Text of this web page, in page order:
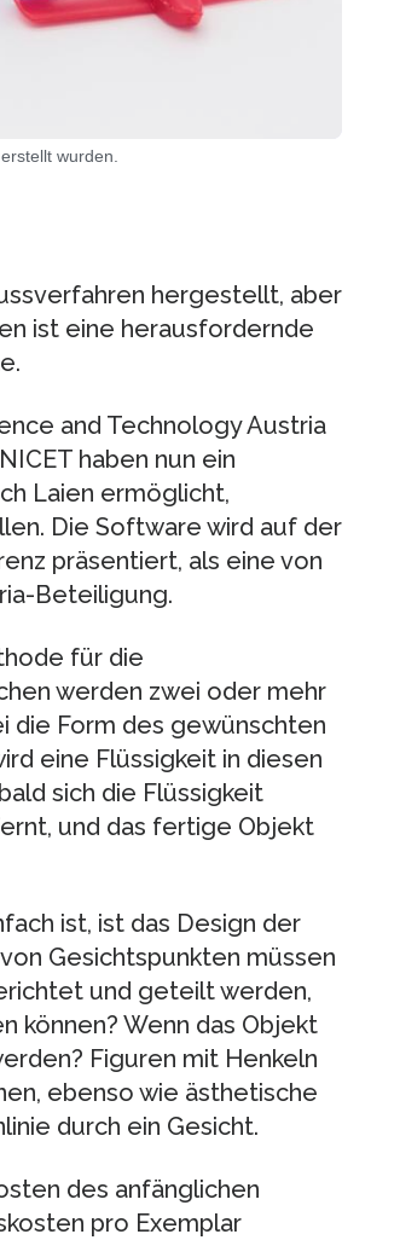
wurden.
hergestellt, aber
ist eine herausfordernde
and Technology Austria
haben nun ein
Laien ermöglicht,
Die Software wird auf der
präsentiert, als eine von
Beteiligung.
für die
werden zwei oder mehr
die Form des gewünschten
eine Flüssigkeit in diesen
sich die Flüssigkeit
und das fertige Objekt
ist, ist das Design der
Gesichtspunkten müssen
und geteilt werden,
können? Wenn das Objekt
Figuren mit Henkeln
ebenso wie ästhetische
durch ein Gesicht.
des anfänglichen
pro Exemplar